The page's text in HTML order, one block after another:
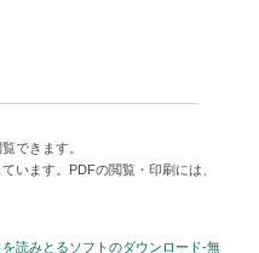
できます。
います。PDFの閲覧・印刷には、
読みとるソフトのダウンロード-無